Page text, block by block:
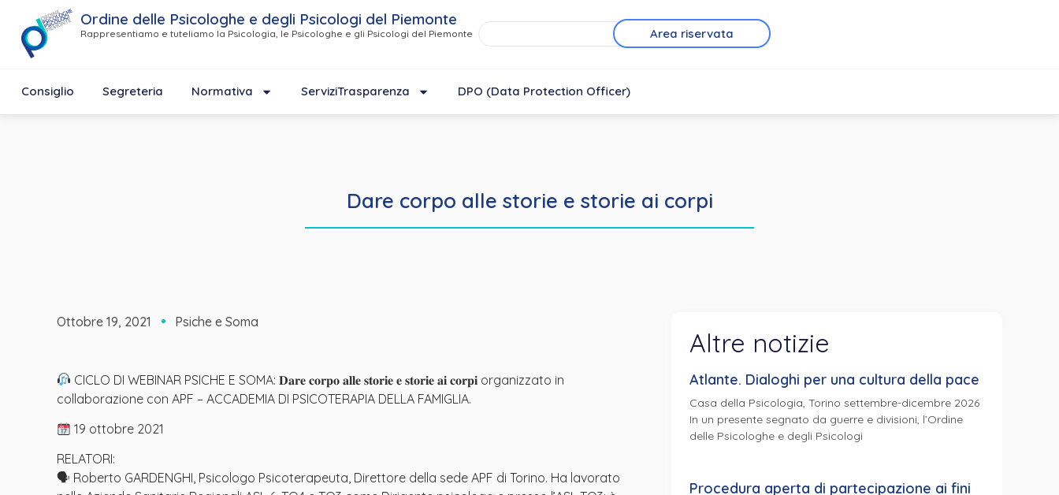
Ordine delle Psicologhe e degli Psicologi del Piemonte
Rappresentiamo e tuteliamo la Psicologia, le Psicologhe e gli Psicologi del Piemonte Area riservata
Consiglio Segreteria Normativa ServiziTrasparenza DPO (Data Protection Officer)
Dare corpo alle storie e storie ai corpi
Ottobre 19, 2021 Psiche e Soma
CICLO DI WEBINAR PSICHE E SOMA: 𝐃𝐚𝐫𝐞 𝐜𝐨𝐫𝐩𝐨 𝐚𝐥𝐥𝐞 𝐬𝐭𝐨𝐫𝐢𝐞 𝐞 𝐬𝐭𝐨𝐫𝐢𝐞 𝐚𝐢 𝐜𝐨𝐫𝐩𝐢 organizzato in
collaborazione con APF – ACCADEMIA DI PSICOTERAPIA DELLA FAMIGLIA.
19 ottobre 2021
RELATORI:
🗣 Roberto GARDENGHI, Psicologo Psicoterapeuta, Direttore della sede APF di Torino. Ha lavorato
Altre notizie
Atlante. Dialoghi per una cultura della pace
Casa della Psicologia, Torino settembre-dicembre 2026
In un presente segnato da guerre e divisioni, l’Ordine
delle Psicologhe e degli Psicologi
Procedura aperta di partecipazione ai fini